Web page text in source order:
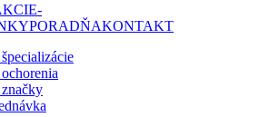
-
PORADŇAKONTAKT